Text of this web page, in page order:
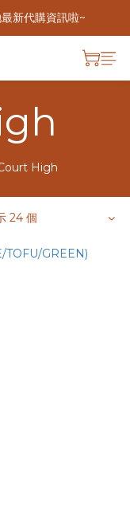
新代購資訊啦~
High
24 個